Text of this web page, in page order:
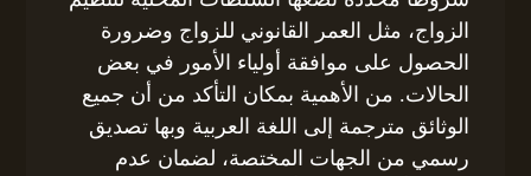
الزواج، مثل العمر القانوني للزواج وضرورة
الحصول على موافقة أولياء الأمور في بعض
الحالات. من الأهمية بمكان التأكد من أن جميع
الوثائق مترجمة إلى اللغة العربية وبها تصديق
رسمي من الجهات المختصة، لضمان عدم